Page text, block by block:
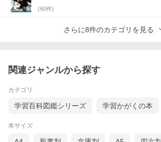
(60件)
さらに8件のカテゴリを見る
関連ジャンルから探す
カテゴリ
学習百科図鑑シリーズ 学習かがくの本
本サイズ